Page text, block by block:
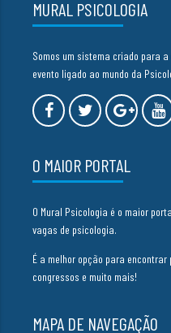
MURAL PSICOLOGIA
Somos um sistema criado para
evento ligado ao mundo da
O MAIOR PORTAL
O Mural Psicologia é o maior
vagas de psicologia.
É a melhor opção para
congressos e muito mais!
MAPA DE NAVEGAÇÃO